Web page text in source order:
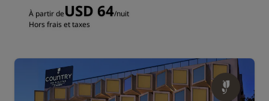
À partir deUSD 64/nuit
Hors frais et taxes